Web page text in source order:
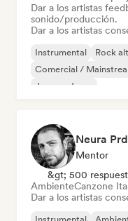
Dar a los artistas
sonido/producción.
Dar a los artistas
Instrumental Rock
Comercial /
Jazz moderno
Neura
Mentor
&gt; 500
AmbienteCanzone
Dar a los artistas